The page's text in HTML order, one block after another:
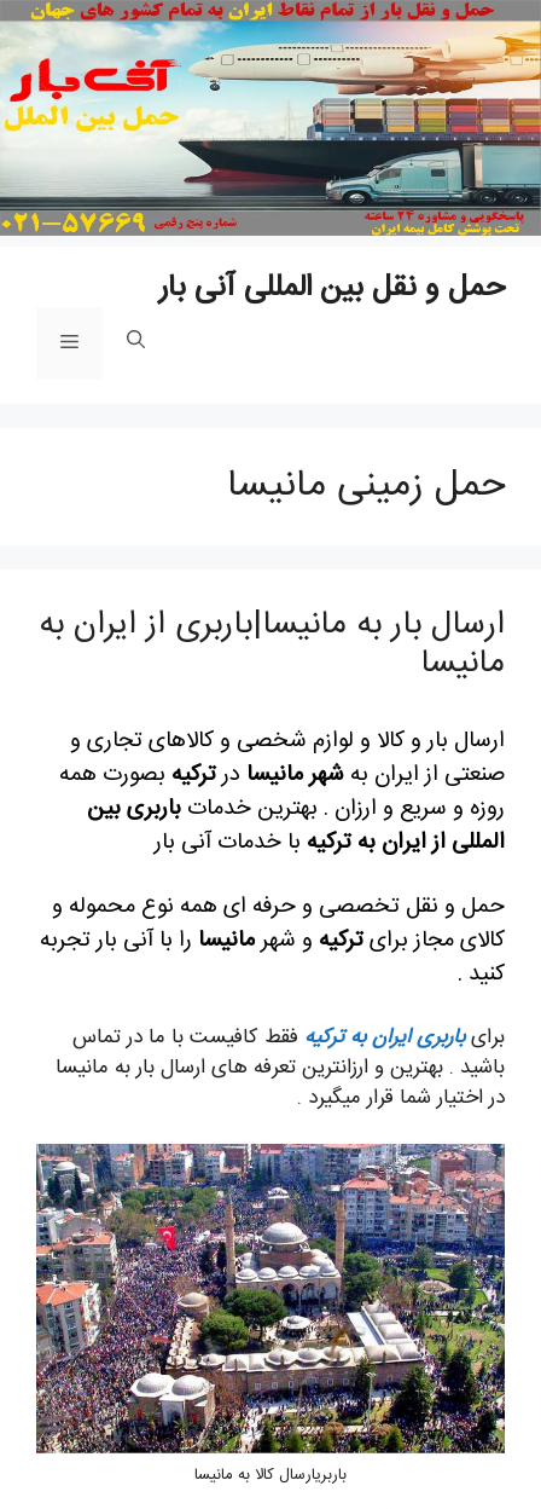
حمل و نقل بین المللی آنی بار
فهرست
حمل زمینی مانیسا
ارسال بار به مانیسا|باربری از ایران به
مانیسا
ارسال بار و کالا و لوازم شخصی و کالاهای تجاری و
صنعتی از ایران به شهر مانیسا درترکیه بصورت همه
روزه و سریع و ارزان . بهترین خدمات باربری بین
المللی از ایران به ترکیه با خدمات آنی بار
حمل و نقل تخصصی و حرفه ای همه نوع محموله و
کالای مجاز برایترکیه و شهرمانیسا را با آنی بار تجربه
کنید .
برایباربری ایران به ترکیه فقط کافیست با ما در تماس
باشید . بهترین و ارزانترین تعرفه های ارسال بار به مانیسا
در اختیار شما قرار میگیرد .
باربریارسال کالا به مانیسا